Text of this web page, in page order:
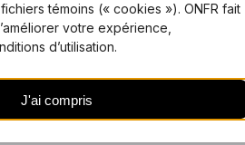
témoins (« cookies »). ONFR fait
votre expérience,
d’utilisation.
J'ai compris